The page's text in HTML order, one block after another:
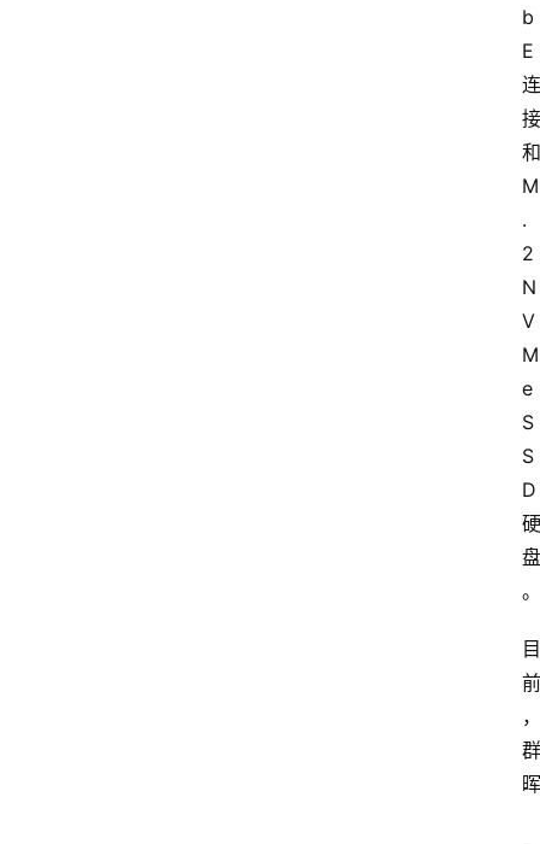
b
E
连
接
和
M
.
2
N
V
M
e
S
S
D
硬
盘
。
目
前
，
群
晖